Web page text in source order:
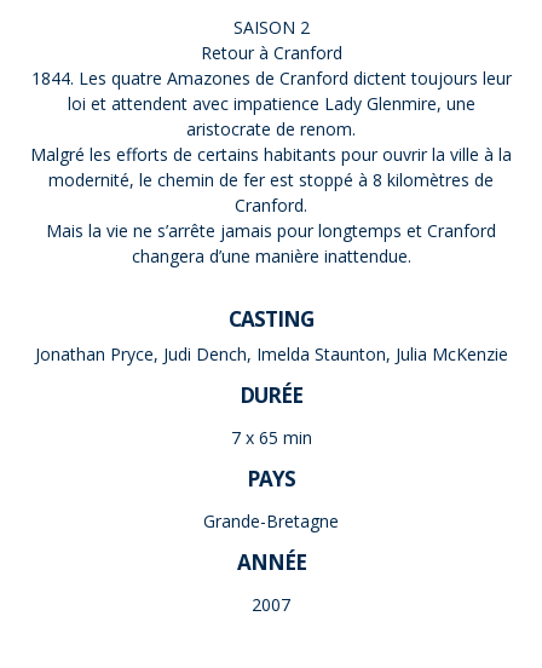
SAISON 2
Retour à Cranford
1844. Les quatre Amazones de Cranford dictent toujours leur
loi et attendent avec impatience Lady Glenmire, une
aristocrate de renom.
Malgré les efforts de certains habitants pour ouvrir la ville à la
modernité, le chemin de fer est stoppé à 8 kilomètres de
Cranford.
Mais la vie ne s’arrête jamais pour longtemps et Cranford
changera d’une manière inattendue.
CASTING
Jonathan Pryce, Judi Dench, Imelda Staunton, Julia McKenzie
DURÉE
7 x 65 min
PAYS
Grande-Bretagne
ANNÉE
2007